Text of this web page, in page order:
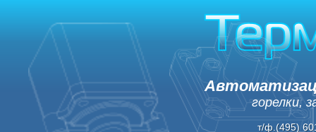
горелки,
т/ф.(495)